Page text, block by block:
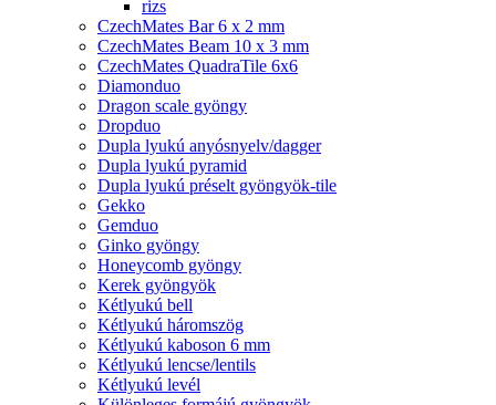
rizs
CzechMates Bar 6 x 2 mm
CzechMates Beam 10 x 3 mm
CzechMates QuadraTile 6x6
Diamonduo
Dragon scale gyöngy
Dropduo
Dupla lyukú anyósnyelv/dagger
Dupla lyukú pyramid
Dupla lyukú préselt gyöngyök-tile
Gekko
Gemduo
Ginko gyöngy
Honeycomb gyöngy
Kerek gyöngyök
Kétlyukú bell
Kétlyukú háromszög
Kétlyukú kaboson 6 mm
Kétlyukú lencse/lentils
Kétlyukú levél